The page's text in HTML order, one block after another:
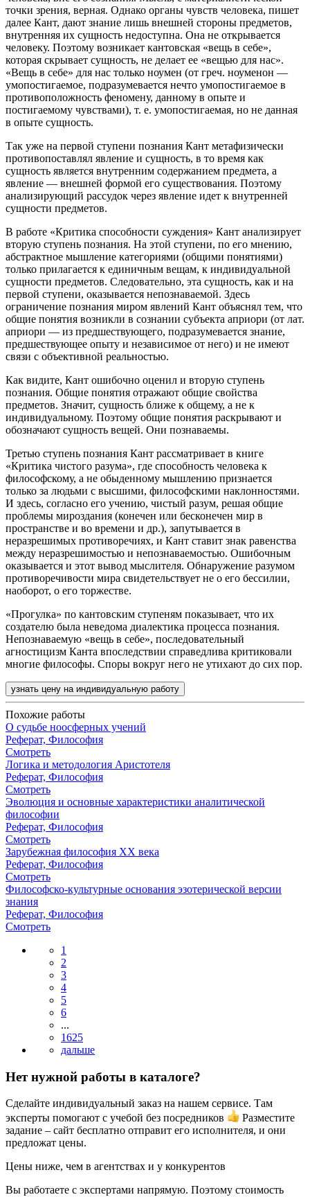
точки зрения, верная. Однако органы чувств человека, пишет
далее Кант, дают знание лишь внешней стороны предметов,
внутренняя их сущность недоступна. Она не открывается
человеку. Поэтому возникает кантовская «вещь в себе»,
которая скрывает сущность, не делает ее «вещью для нас».
«Вещь в себе» для нас только ноумен (от греч. ноуменон —
умопостигаемое, подразумевается нечто умопостигаемое в
противоположность феномену, данному в опыте и
постигаемому чувствами), т. е. умопостигаемая, но не данная
в опыте сущность.
Так уже на первой ступени познания Кант метафизически
противопоставлял явление и сущность, в то время как
сущность является внутренним содержанием предмета, а
явление — внешней формой его существования. Поэтому
анализирующий рассудок через явление идет к внутренней
сущности предметов.
В работе «Критика способности суждения» Кант анализирует
вторую ступень познания. На этой ступени, по его мнению,
абстрактное мышление категориями (общими понятиями)
только прилагается к единичным вещам, к индивидуальной
сущности предметов. Следовательно, эта сущность, как и на
первой ступени, оказывается непознаваемой. Здесь
ограничение познания миром явлений Кант объяснял тем, что
общие понятия возникли в сознании субъекта априори (от лат.
априори — из предшествующего, подразумевается знание,
предшествующее опыту и независимое от него) и не имеют
связи с объективной реальностью.
Как видите, Кант ошибочно оценил и вторую ступень
познания. Общие понятия отражают общие свойства
предметов. Значит, сущность ближе к общему, а не к
индивидуальному. Поэтому общие понятия раскрывают и
обозначают сущность вещей. Они познаваемы.
Третью ступень познания Кант рассматривает в книге
«Критика чистого разума», где способность человека к
философскому, а не обыденному мышлению признается
только за людьми с высшими, философскими наклонностями.
И здесь, согласно его учению, чистый разум, решая общие
проблемы мироздания (конечен или бесконечен мир в
пространстве и во времени и др.), запутывается в
неразрешимых противоречиях, и Кант ставит знак равенства
между неразрешимостью и непознаваемостью. Ошибочным
оказывается и этот вывод мыслителя. Обнаружение разумом
противоречивости мира свидетельствует не о его бессилии,
наоборот, о его торжестве.
«Прогулка» по кантовским ступеням показывает, что их
создателю была неведома диалектика процесса познания.
Непознаваемую «вещь в себе», последовательный
агностицизм Канта впоследствии справедлива критиковали
многие философы. Споры вокруг него не утихают до сих пор.
узнать цену на индивидуальную работу
Похожие работы
О судьбе ноосферных учений
Реферат, Философия
Смотреть
Логика и методология Аристотеля
Реферат, Философия
Смотреть
Эволюция и основные характеристики аналитической
философии
Реферат, Философия
Смотреть
Зарубежная философия ХХ века
Реферат, Философия
Смотреть
Философско-культурные основания эзотерической версии
знания
Реферат, Философия
Смотреть
1
2
3
4
5
6
...
1625
Нет нужной работы в каталоге?
Сделайте индивидуальный заказ на нашем сервисе. Там
эксперты помогают с учебой без посредников
Разместите
задание – сайт бесплатно отправит его исполнителя, и они
предложат цены.
Цены ниже, чем в агентствах и у конкурентов
Вы работаете с экспертами напрямую. Поэтому стоимость